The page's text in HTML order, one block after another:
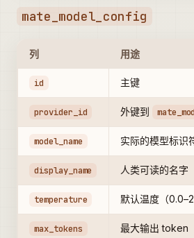
mate_model_config
列 用途
id 主键
provider_id 外键到
model_name 实际的模型标识
display_name 人类可读的名字
temperature 默认温度（
max_tokens 最大输出 token